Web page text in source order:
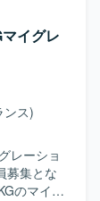
ーサイド
理のも
トを実施
開発し
上に作
を実装し
までの
いただ
だきま
称で主
なデータ
と協調し
ジ
イグレ
ンス)
レーショ
募集とな